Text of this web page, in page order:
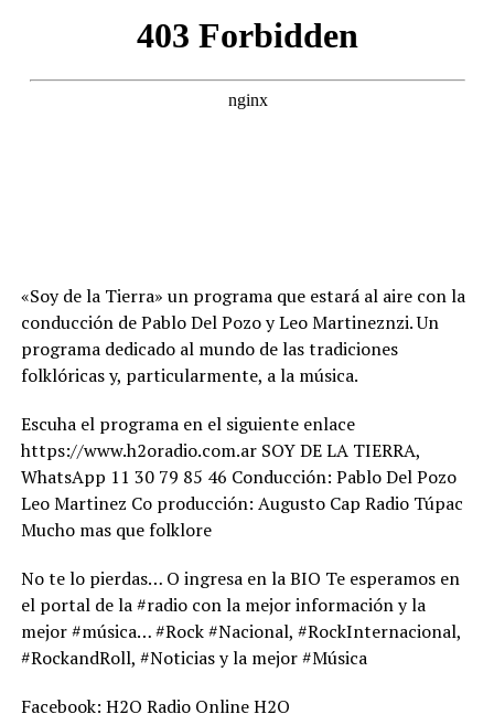
«Soy de la Tierra» un programa que estará al aire con la
conducción de Pablo Del Pozo y Leo Martineznzi. Un
programa dedicado al mundo de las tradiciones
folklóricas y, particularmente, a la música.
Escuha el programa en el siguiente enlace
https://www.h2oradio.com.ar SOY DE LA TIERRA,
WhatsApp 11 30 79 85 46 Conducción: Pablo Del Pozo
Leo Martinez Co producción: Augusto Cap Radio Túpac
Mucho mas que folklore
No te lo pierdas… O ingresa en la BIO Te esperamos en
el portal de la #radio con la mejor información y la
mejor #música… #Rock #Nacional, #RockInternacional,
#RockandRoll, #Noticias y la mejor #Música
Facebook: H2O Radio Online H2O